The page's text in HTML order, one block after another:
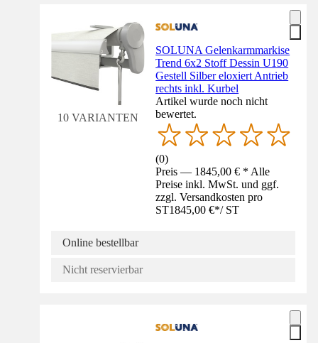
10 VARIANTEN
SOLUNA Gelenkarmmarkise
Trend 6x2 Stoff Dessin U190
Gestell Silber eloxiert Antrieb
rechts inkl. Kurbel
Artikel wurde noch nicht
bewertet.
(0)
Preis — 1845,00 € * Alle
Preise inkl. MwSt. und ggf.
zzgl. Versandkosten pro
ST1845,00 €*/ ST
Online bestellbar
Nicht reservierbar